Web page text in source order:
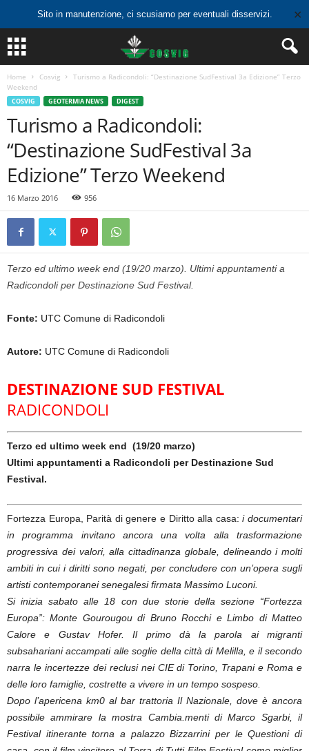
Sito in manutenzione, ci scusiamo per eventuali disservizi. ✕
Home Cosvig
Turismo a Radicondoli: “Destinazione SudFestival 3a Edizione” Terzo
Weekend
COSVIG GEOTERMIA NEWS DIGEST
Turismo a Radicondoli:
“Destinazione SudFestival 3a
Edizione” Terzo Weekend
16 Marzo 2016 956
Terzo ed ultimo week end (19/20 marzo). Ultimi appuntamenti a
Radicondoli per Destinazione Sud Festival.
Fonte: UTC Comune di Radicondoli
Autore: UTC Comune di Radicondoli
DESTINAZIONE SUD FESTIVAL
RADICONDOLI
Terzo ed ultimo week end (19/20 marzo)
Ultimi appuntamenti a Radicondoli per Destinazione Sud
Festival.
Fortezza Europa, Parità di genere e Diritto alla casa: i documentari
in programma invitano ancora una volta alla trasformazione
progressiva dei valori, alla cittadinanza globale, delineando i molti
ambiti in cui i diritti sono negati, per concludere con un’opera sugli
artisti contemporanei senegalesi firmata Massimo Luconi.
Si inizia sabato alle 18 con due storie della sezione “Fortezza
Europa”: Monte Gourougou di Bruno Rocchi e Limbo di Matteo
Calore e Gustav Hofer. Il primo dà la parola ai migranti
subsahariani accampati alle soglie della città di Melilla, e il secondo
narra le incertezze dei reclusi nei CIE di Torino, Trapani e Roma e
delle loro famiglie, costrette a vivere in un tempo sospeso.
Dopo l’apericena km0 al bar trattoria Il Nazionale, dove è ancora
possibile ammirare la mostra Cambia.menti di Marco Sgarbi, il
Festival itinerante torna a palazzo Bizzarrini per le Questioni di